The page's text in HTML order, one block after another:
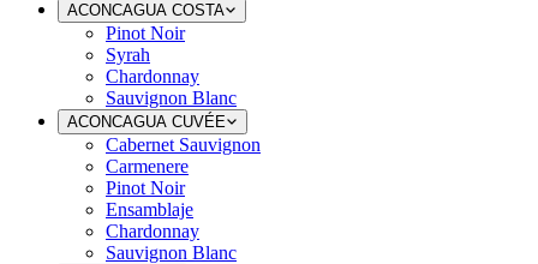
ACONCAGUA COSTA
Pinot Noir
Syrah
Chardonnay
Sauvignon Blanc
ACONCAGUA CUVÉE
Cabernet Sauvignon
Carmenere
Pinot Noir
Ensamblaje
Chardonnay
Sauvignon Blanc